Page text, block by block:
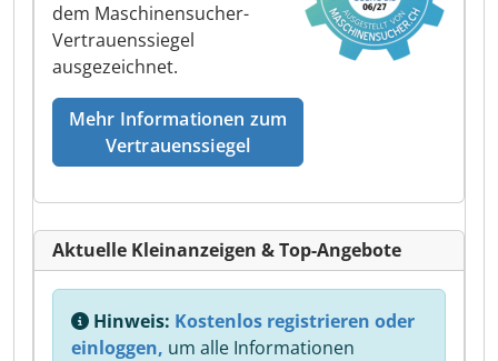
dem Maschinensucher-
Vertrauenssiegel
ausgezeichnet.
Mehr Informationen zum
Vertrauenssiegel
Aktuelle Kleinanzeigen & Top-Angebote
Hinweis: Kostenlos registrieren oder
einloggen, um alle Informationen